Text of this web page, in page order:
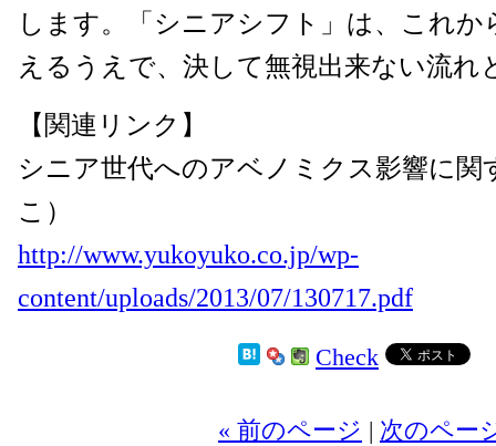
します。「シニアシフト」は、これか
えるうえで、決して無視出来ない流れ
【関連リンク】
シニア世代へのアベノミクス影響に関
こ）
http://www.yukoyuko.co.jp/wp-
content/uploads/2013/07/130717.pdf
Check
« 前のページ | 次のペー